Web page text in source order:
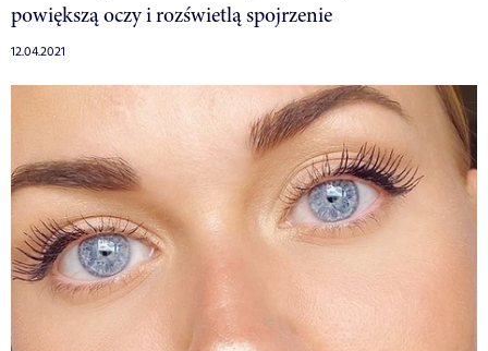
powiększą oczy i rozświetlą spojrzenie
12.04.2021